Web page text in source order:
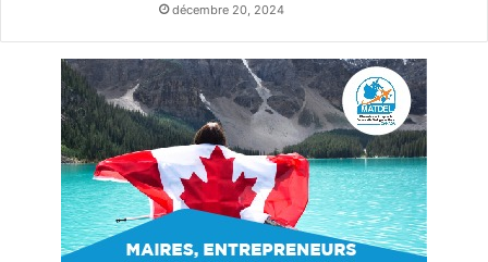
décembre 20, 2024